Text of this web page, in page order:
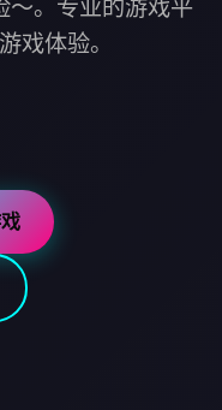
戏体验。